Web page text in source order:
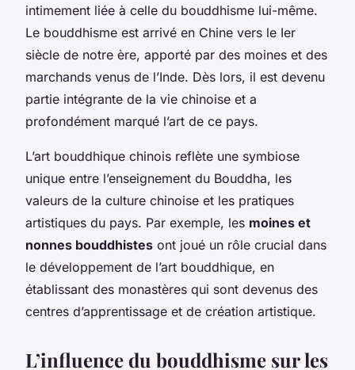
intimement liée à celle du bouddhisme lui-même.
Le bouddhisme est arrivé en Chine vers le Ier
siècle de notre ère, apporté par des moines et des
marchands venus de l’Inde. Dès lors, il est devenu
partie intégrante de la vie chinoise et a
profondément marqué l’art de ce pays.
L’art bouddhique chinois reflète une symbiose
unique entre l’enseignement du Bouddha, les
valeurs de la culture chinoise et les pratiques
artistiques du pays. Par exemple, les moines et
nonnes bouddhistes ont joué un rôle crucial dans
le développement de l’art bouddhique, en
établissant des monastères qui sont devenus des
centres d’apprentissage et de création artistique.
L’influence du bouddhisme sur les